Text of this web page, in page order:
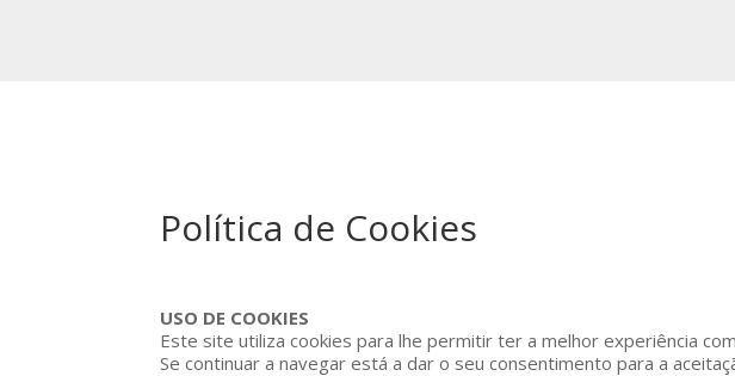
Política de Cookies
USO DE COOKIES
Este site utiliza cookies para lhe permitir ter a melhor experiência
Se continuar a navegar está a dar o seu consentimento para a